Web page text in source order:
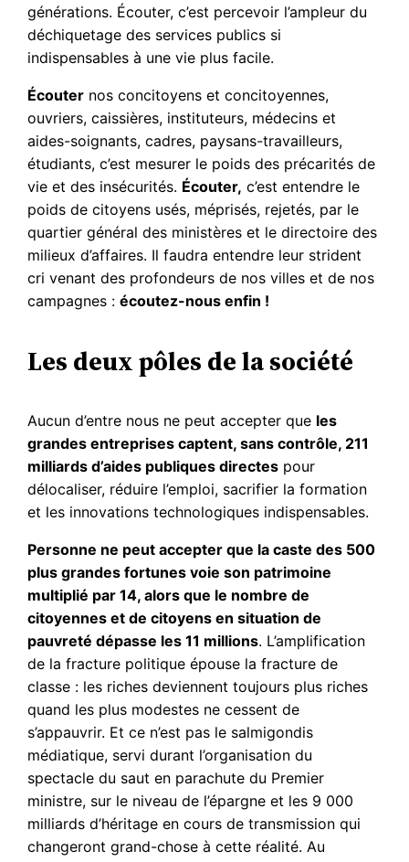
générations. Écouter, c’est percevoir l’ampleur du
déchiquetage des services publics si
indispensables à une vie plus facile.
Écouter nos concitoyens et concitoyennes,
ouvriers, caissières, instituteurs, médecins et
aides-soignants, cadres, paysans-travailleurs,
étudiants, c’est mesurer le poids des précarités de
vie et des insécurités. Écouter, c’est entendre le
poids de citoyens usés, méprisés, rejetés, par le
quartier général des ministères et le directoire des
milieux d’affaires. Il faudra entendre leur strident
cri venant des profondeurs de nos villes et de nos
campagnes :écoutez-nous enfin !
Les deux pôles de la société
Aucun d’entre nous ne peut accepter que les
grandes entreprises captent, sans contrôle, 211
milliards d’aides publiques directes pour
délocaliser, réduire l’emploi, sacrifier la formation
et les innovations technologiques indispensables.
Personne ne peut accepter que la caste des 500
plus grandes fortunes voie son patrimoine
multiplié par 14, alors que le nombre de
citoyennes et de citoyens en situation de
pauvreté dépasse les 11 millions. L’amplification
de la fracture politique épouse la fracture de
classe : les riches deviennent toujours plus riches
quand les plus modestes ne cessent de
s’appauvrir. Et ce n’est pas le salmigondis
médiatique, servi durant l’organisation du
spectacle du saut en parachute du Premier
ministre, sur le niveau de l’épargne et les 9 000
milliards d’héritage en cours de transmission qui
changeront grand-chose à cette réalité. Au